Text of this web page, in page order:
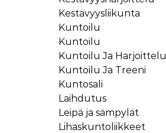
Kestävyysliikunta
Kuntoilu
Kuntoilu
Kuntoilu Ja Harjoittelu
Kuntoilu Ja Treeni
Kuntosali
Laihdutus
Leipä ja sämpylät
Lihaskuntoliikkeet